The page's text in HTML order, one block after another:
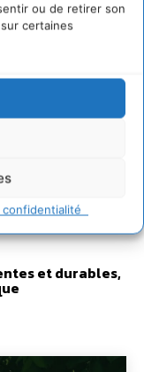
ou de retirer son
certaines
confidentialité
mémoire
(2020-2026)
vivantes
Zoepolis
et durables,